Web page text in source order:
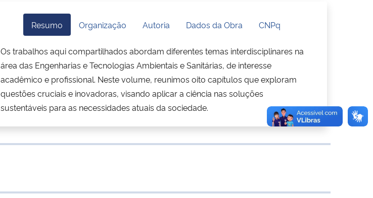
Resumo Organização Autoria Dados da Obra CNPq
Os trabalhos aqui compartilhados abordam diferentes temas interdisciplinares na
área das Engenharias e Tecnologias Ambientais e Sanitárias, de interesse
acadêmico e profissional. Neste volume, reunimos oito capítulos que exploram
questões cruciais e inovadoras, visando aplicar a ciência nas soluções
sustentáveis para as necessidades atuais da sociedade.